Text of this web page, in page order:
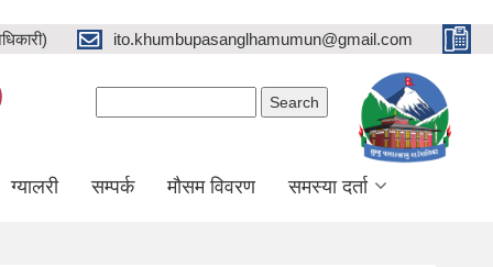
ito.khumbupasanglhamumun@gmail.com
ग्यालरी सम्पर्क मौसम विवरण समस्या दर्ता